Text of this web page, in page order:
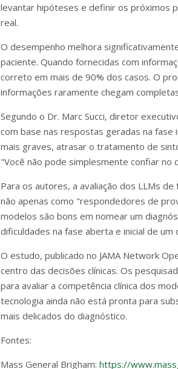
levantar hipóteses e definir os próximos
real.
O desempenho melhora
paciente. Quando fornecidas com
correto em mais de 90% dos casos. O
informações raramente chegam
Segundo o Dr. Marc Succi, diretor
com base nas respostas geradas na fase
mais graves, atrasar o tratamento de
"Você não pode simplesmente confiar no
Para os autores, a avaliação dos LLMs
não apenas como "respondedores de
modelos são bons em nomear um
dificuldades na fase aberta e inicial de
O estudo, publicado no JAMA Network
centro das decisões clínicas. Os
para avaliar a competência clínica dos
tecnologia ainda não está pronta para
mais delicados do diagnóstico.
Fontes:
Mass General Brigham: https://